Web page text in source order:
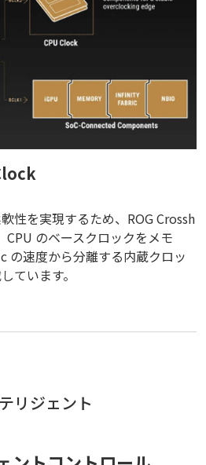
性を実現するため、ROG Crossh
のベースクロックをメモ
の速度から分離する内蔵クロッ
ています。
リジェント